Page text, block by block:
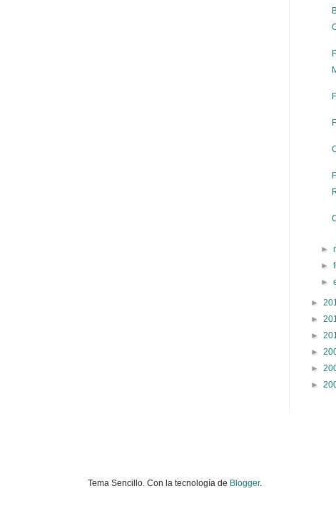
►
►
►
►
►
►
►
►
►
Tema Sencillo. Con la tecnología de Blogger.